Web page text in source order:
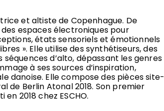
et altiste de Copenhague. De
espaces électroniques pour
états sensoriels et émotionnels
». Elle utilise des synthétiseurs, des
d’alto, dépassant les genres
à ses sources d’inspiration,
danoise. Elle compose des pièces site-
de Berlin Atonal 2018. Son premier
2018 chez ESCHO.